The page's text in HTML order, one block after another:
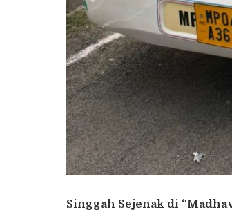
Singgah Sejenak di